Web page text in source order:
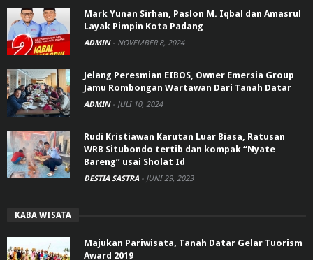
Mark Yunan Sirhan, Paslon M. Iqbal dan Amasrul
Layak Pimpin Kota Padang
ADMIN - NOVEMBER 8, 2024
Jelang Peresmian EIBOS, Owner Emersia Group
Jamu Rombongan Wartawan Dari Tanah Datar
ADMIN - JULI 10, 2024
Rudi Kristiawan Karutan Luar Biasa, Ratusan
WRB Situbondo tertib dan kompak “Nyate
Bareng” usai Sholat Id
DESTIA SASTRA - JUNI 29, 2023
KABA WISATA
Majukan Pariwisata, Tanah Datar Gelar Tuorism
Award 2019